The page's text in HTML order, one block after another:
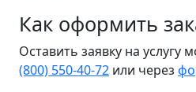
Как оформить
Оставить заявку на услугу
(800) 550-40-72 или через